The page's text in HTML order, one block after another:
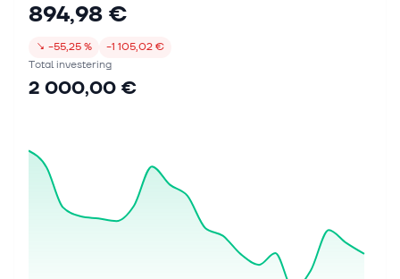
894,98 €
↘ −55,25 %
−1 105,02 €
Total investering
2 000,00 €